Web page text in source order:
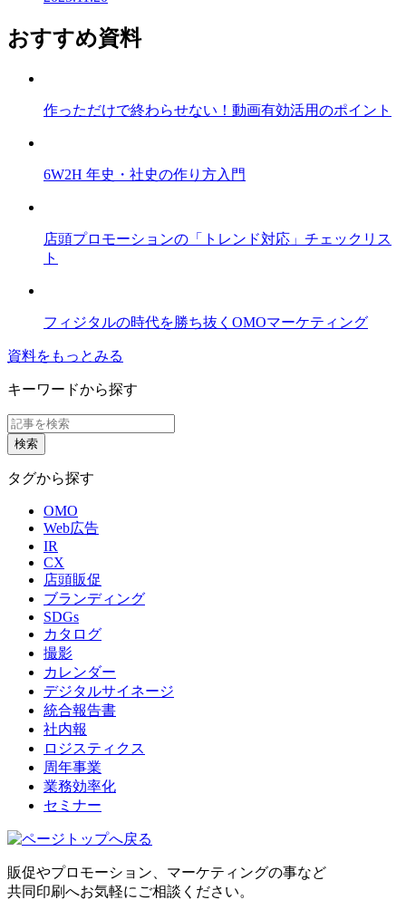
おすすめ資料
作っただけで終わらせない！動画有効活用のポイント
6W2H 年史・社史の作り方入門
店頭プロモーションの「トレンド対応」チェックリス
ト
フィジタルの時代を勝ち抜くOMOマーケティング
資料をもっとみる
キーワードから探す
タグから探す
OMO
Web広告
IR
CX
店頭販促
ブランディング
SDGs
カタログ
撮影
カレンダー
デジタルサイネージ
統合報告書
社内報
ロジスティクス
周年事業
業務効率化
セミナー
販促やプロモーション、マーケティングの事など
共同印刷へお気軽にご相談ください。